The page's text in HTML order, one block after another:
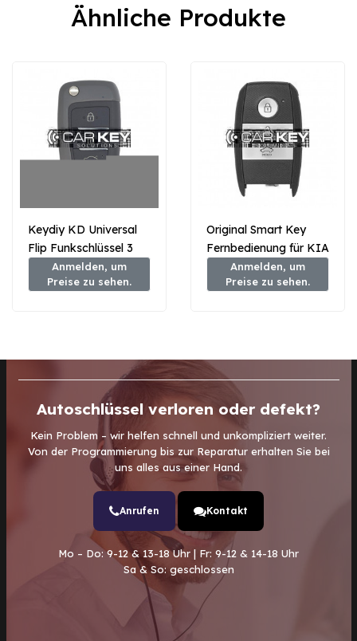
Ähnliche Produkte
Keydiy KD Universal
Flip Funkschlüssel 3
Tasten Hyundai Typ
B25
Anmelden, um
Preise zu sehen.
Original Smart Key
Fernbedienung für KIA
Rio 2016, 3 Tasten,
433 MHz, 95440-
Anmelden, um
Preise zu sehen.
Autoschlüssel verloren oder defekt?
Kein Problem – wir helfen schnell und unkompliziert weiter.
Von der Programmierung bis zur Reparatur erhalten Sie bei
uns alles aus einer Hand.
Anrufen Kontakt
Mo – Do: 9-12 & 13-18 Uhr | Fr: 9-12 & 14-18 Uhr
Sa & So: geschlossen